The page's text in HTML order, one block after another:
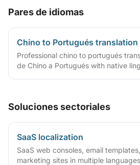
Pares de idiomas
Chino to Portugués translation
Professional chino to portugués
de Chino a Portugués with native
Soluciones sectoriales
SaaS localization
SaaS web consoles, email
marketing sites in multiple